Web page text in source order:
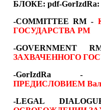
БЛОКЕ: pdf-GorIzdRa:
-COMMITTEE RM -
ГОСУДАРСТВА РМ
-
ЗАХВАЧЕННОГО
-
ПРЕДИСЛОВИЕМ
-LEGAL